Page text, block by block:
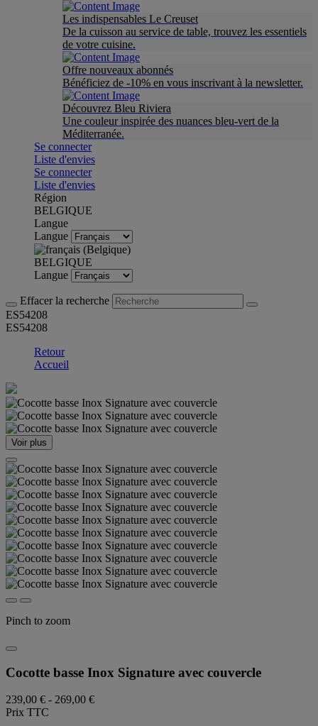
Les indispensables Le Creuset
De la cuisson au service de table, trouvez les essentiels
de votre cuisine.
Offre nouveaux abonnés
Bénéficiez de -10% en vous inscrivant à la newsletter.
Découvrez Bleu Riviera
Une couleur inspirée des nuances bleu-vert de la
Méditerranée.
Se connecter
Liste d'envies
Se connecter
Liste d'envies
Région
BELGIQUE
Langue
Langue
BELGIQUE
Langue
Effacer la recherche
ES54208
ES54208
Retour
Accueil
Voir plus
Pinch to zoom
Cocotte basse Inox Signature avec couvercle
239,00 € - 269,00 €
Prix TTC